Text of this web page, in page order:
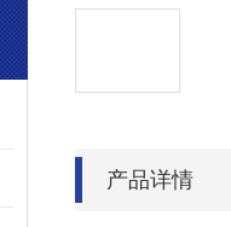
产品详情